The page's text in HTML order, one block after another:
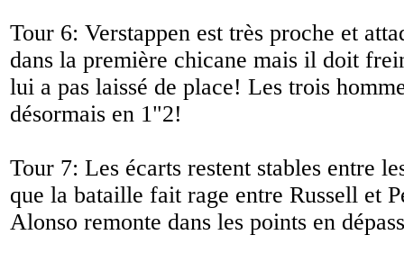
Tour 6: Verstappen est très proche et
dans la première chicane mais il doit
lui a pas laissé de place! Les trois
désormais en 1"2!
Tour 7: Les écarts restent stables entre
que la bataille fait rage entre Russell et
Alonso remonte dans les points en